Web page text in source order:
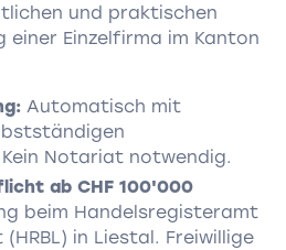
und praktischen
einer Einzelfirma im Kanton
Automatisch mit
Notariat notwendig.
ab CHF 100'000
beim Handelsregisteramt
in Liestal. Freiwillige